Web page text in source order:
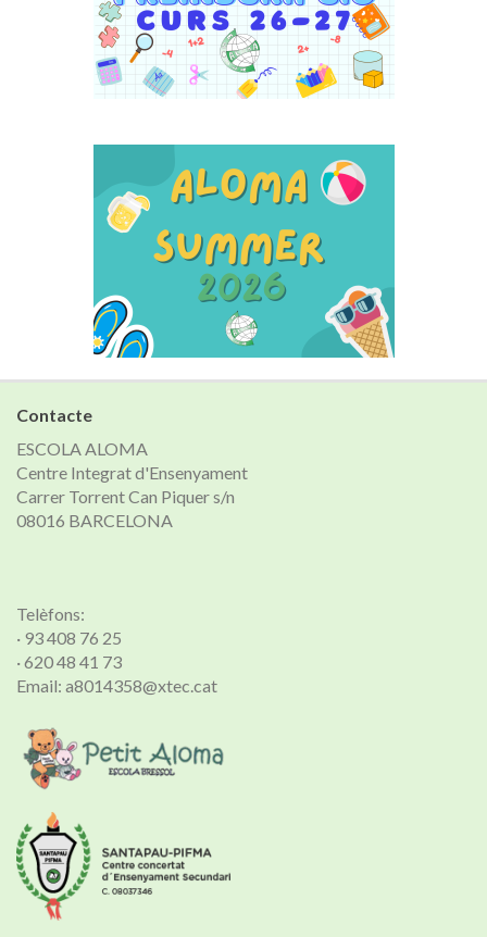
Contacte
ESCOLA ALOMA
Centre Integrat d'Ensenyament
Carrer Torrent Can Piquer s/n
08016 BARCELONA
Telèfons:
· 93 408 76 25
· 620 48 41 73
Email: a8014358@xtec.cat